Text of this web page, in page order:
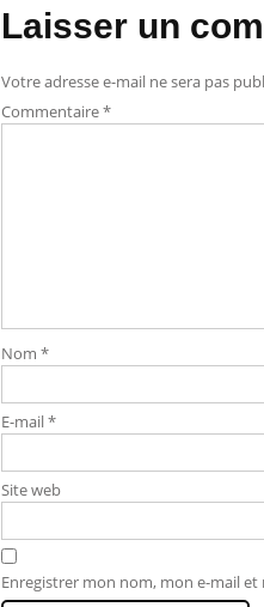
Laisser un
Votre adresse e-mail ne sera pas
Commentaire*
Nom *
E-mail*
Site web
Enregistrer mon nom, mon e-mail